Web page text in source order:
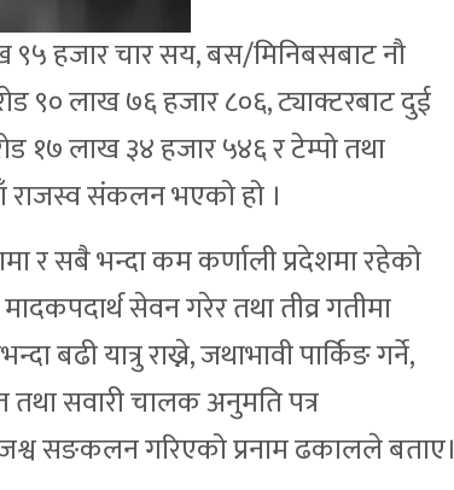
हजार चार सय, बस/मिनिबसबाट नौ
९० लाख ७६ हजार ८०६, ट्याक्टरबाट दुई
१७ लाख ३४ हजार ५४६ र टेम्पो तथा
संकलन भएको हो ।
र सबै भन्दा कम कर्णाली प्रदेशमा रहेको
सेवन गरेर तथा तीव्र गतीमा
बढी यात्रु राख्ने, जथाभावी पार्किङ गर्ने,
सवारी चालक अनुमति पत्र
सङकलन गरिएको प्रनाम ढकालले बताए।